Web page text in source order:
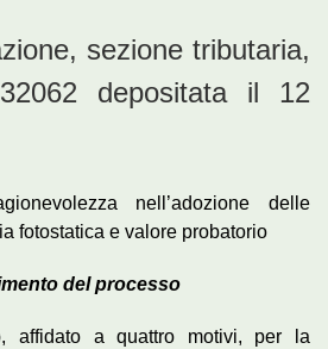
sezione tributaria,
depositata il 12
nell’adozione delle
fotostatica e valore probatorio
del processo
affidato a quattro motivi, per la